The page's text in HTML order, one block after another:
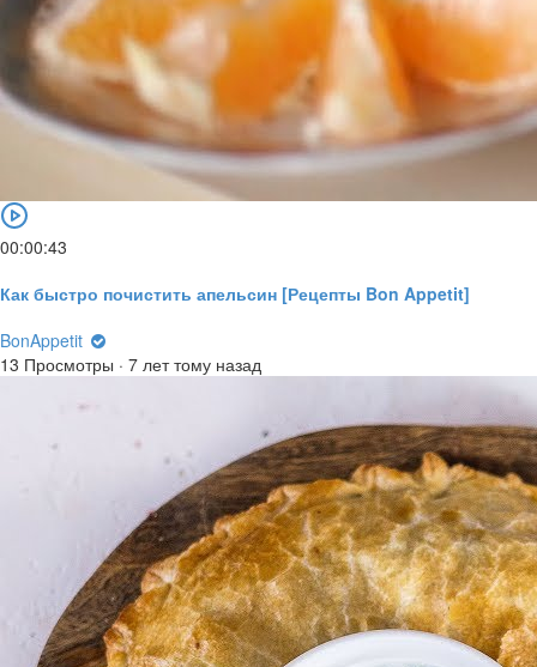
00:00:43
Как быстро почистить апельсин [Рецепты Bon Appetit]
BonAppetit
13 Просмотры · 7 лет тому назад